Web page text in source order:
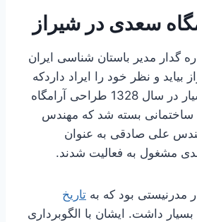
سعدی در شیراز
از آندره گدار مدیر باستان شناسی ایران
و نظر خود را ایراد داردکه
پس از بحث های بسیار در سال 1328 طراحی آرامگاه
بسته شد که مهندس
علی صادقی به عنوان
مشغول به فعالیت شدند.
بود که به تاریخ
بسیار داشت. ایشان با الگوبرداری